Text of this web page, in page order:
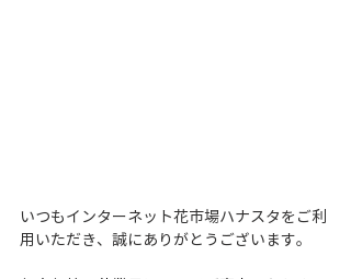
いつもインターネット花市場ハナスタをご利
用いただき、誠にありがとうございます。